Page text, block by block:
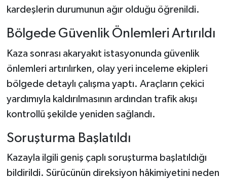
kardeşlerin durumunun ağır olduğu öğrenildi.
Bölgede Güvenlik Önlemleri Artırıldı
Kaza sonrası akaryakıt istasyonunda güvenlik
önlemleri artırılırken, olay yeri inceleme ekipleri
bölgede detaylı çalışma yaptı. Araçların çekici
yardımıyla kaldırılmasının ardından trafik akışı
kontrollü şekilde yeniden sağlandı.
Soruşturma Başlatıldı
Kazayla ilgili geniş çaplı soruşturma başlatıldığı
bildirildi. Sürücünün direksiyon hâkimiyetini neden